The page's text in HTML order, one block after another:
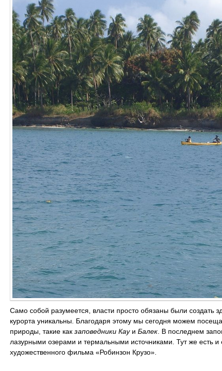
Само собой разумеется, власти просто обязаны были создать
курорта уникальны. Благодаря этому мы сегодня можем
природы, такие как заповедники Кау и Балек. В последнем
лазурными озерами и термальными источниками. Тут же есть
художественного фильма «Робинзон Крузо».